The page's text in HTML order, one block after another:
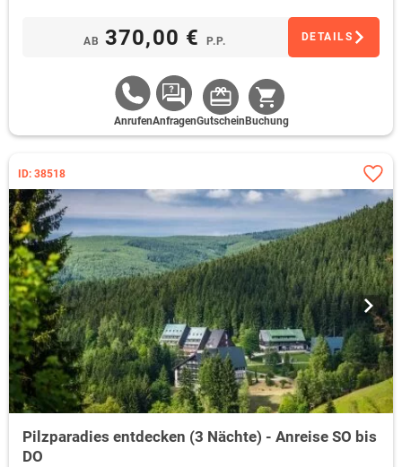
AB 370,00 € P.P. DETAILS
AnrufenAnfragenGutschein Buchung
ID: 38518
Pilzparadies entdecken (3 Nächte) - Anreise SO bis
DO